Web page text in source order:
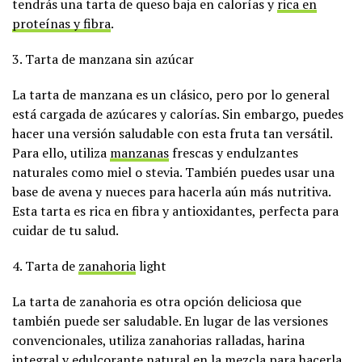
tendrás una tarta de queso baja en calorías yrica en
proteínas y fibra.
3. Tarta de manzana sin azúcar
La tarta de manzana es un clásico, pero por lo general
está cargada de azúcares y calorías. Sin embargo, puedes
hacer una versión saludable con esta fruta tan versátil.
Para ello, utiliza manzanasfrescas y endulzantes
naturales como miel o stevia. También puedes usar una
base de avena y nueces para hacerla aún más nutritiva.
Esta tarta es rica en fibra y antioxidantes, perfecta para
cuidar de tu salud.
4. Tarta de zanahorialight
La tarta de zanahoria es otra opción deliciosa que
también puede ser saludable. En lugar de las versiones
convencionales, utiliza zanahorias ralladas, harina